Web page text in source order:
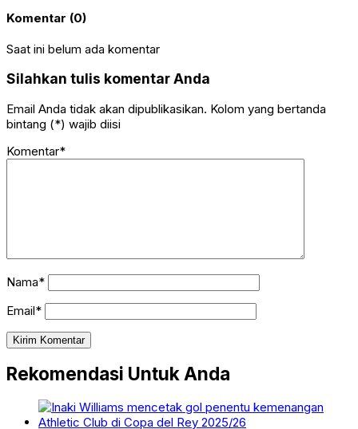
Komentar (0)
Saat ini belum ada komentar
Silahkan tulis komentar Anda
Email Anda tidak akan dipublikasikan. Kolom yang bertanda
bintang (*) wajib diisi
Komentar*
Nama*
Email*
Rekomendasi Untuk Anda